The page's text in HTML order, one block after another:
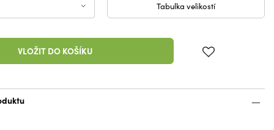
Tabulka velikostí
VLOŽIT DO KOŠÍKU